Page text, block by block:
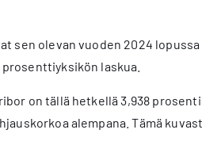
sen olevan vuoden 2024
laskua.
on tällä hetkellä 3,938
alempana. Tämä